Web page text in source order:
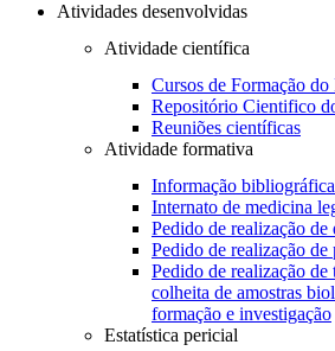
Atividades desenvolvidas
Atividade científica
Cursos de Formação
Repositório Cientifico
Reuniões científicas
Atividade formativa
Informação
Internato de medicina
Pedido de realização de
Pedido de realização
Pedido de realização
colheita de amostras
formação e investigação
Estatística pericial